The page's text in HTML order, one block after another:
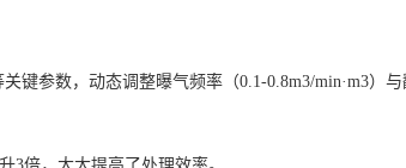
键参数，动态调整曝气频率（0.1-0.8m3/min·m3）